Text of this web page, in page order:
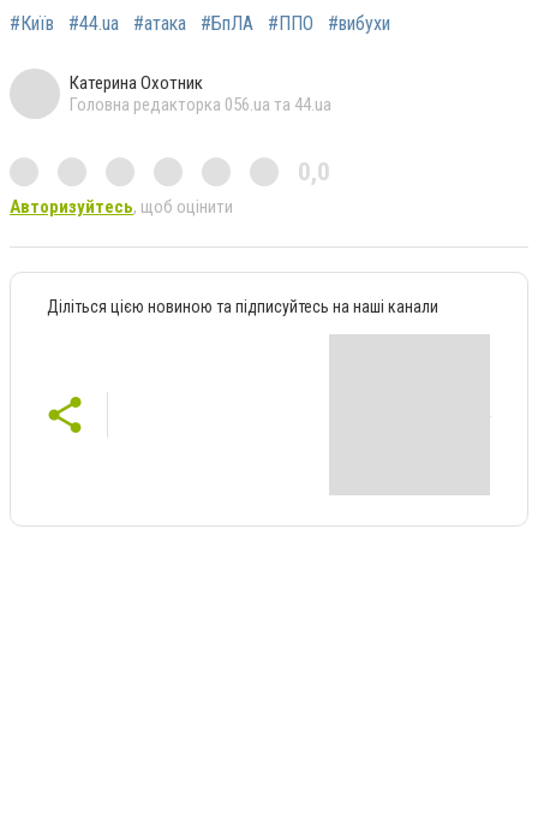
#Київ #44.ua #атака #БпЛА #ППО #вибухи
Катерина Охотник
Головна редакторка 056.ua та 44.ua
0,0
Авторизуйтесь, щоб оцінити
Діліться цією новиною та підписуйтесь на наші канали